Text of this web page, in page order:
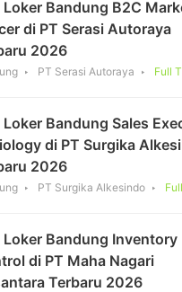
Loker Bandung B2C
di PT Serasi Autoraya
2026
PT Serasi Autoraya Full
Loker Bandung Sales
di PT Surgika
2026
PT Surgika Alkesindo
Loker Bandung Inventory
di PT Maha Nagari
Terbaru 2026